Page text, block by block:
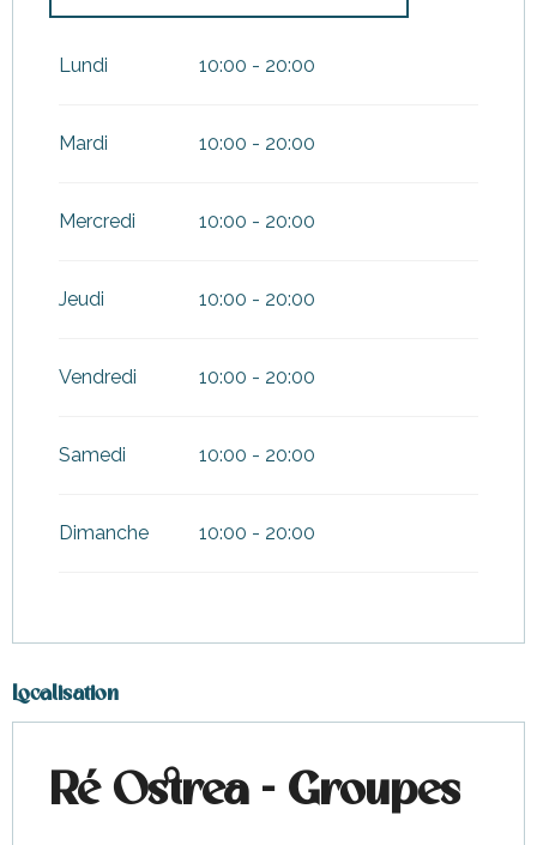
Lundi 10:00 - 20:00
Mardi 10:00 - 20:00
Mercredi 10:00 - 20:00
Jeudi 10:00 - 20:00
Vendredi 10:00 - 20:00
Samedi 10:00 - 20:00
Dimanche 10:00 - 20:00
Localisation
Ré Ostrea - Groupes